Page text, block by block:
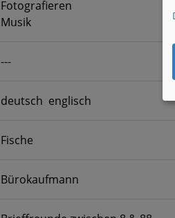
Fotografieren
Musik
---
deutsch englisch
Fische
Bürokaufmann